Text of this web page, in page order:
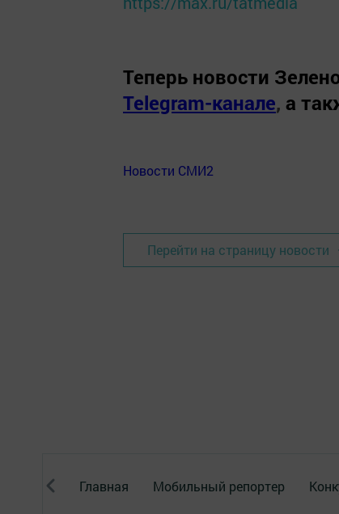
Теперь новости
Telegram-канале, а
Новости СМИ2
Перейти на страницу новости
Главная Мобильный репортер